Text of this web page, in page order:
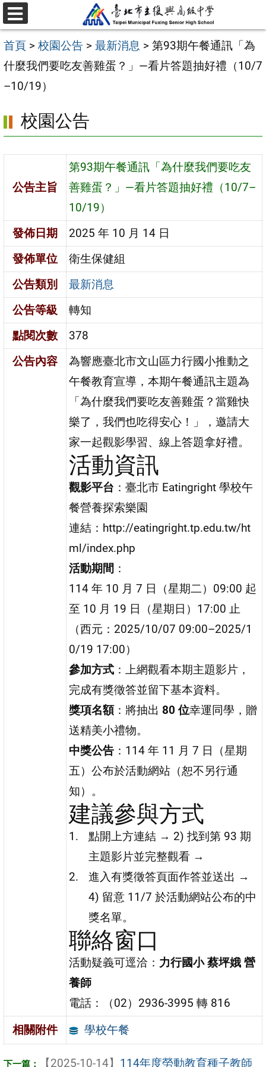
跳
至
主
要
內
區
選
單
首頁 > 校園公告 > 最新消息 > 第93期午餐通訊「為
什麼我們要吃友善雞蛋？」—看片答題抽好禮（10/7
–10/19）
校園公告
公告主旨
第93期午餐通訊「為什麼我們要吃友
善雞蛋？」—看片答題抽好禮（10/7–
10/19）
發佈日期
2025 年 10 月 14 日
發佈單位
衛生保健組
公告類別
最新消息
公告等級
轉知
點閱次數
378
公告內容
為響應臺北市文山區力行國小推動之
午餐教育宣導，本期午餐通訊主題為
「為什麼我們要吃友善雞蛋？當雞快
樂了，我們也吃得安心！」，邀請大
家一起觀影學習、線上答題拿好禮。
活動資訊
觀影平台 ：臺北市 Eatingright 學校午
餐營養探索樂園
連結：http://eatingright.tp.edu.tw/ht
ml/index.php
活動期間 ：
114 年 10 月 7 日（星期二）09:00 起
至 10 月 19 日（星期日）17:00 止
（西元：2025/10/07 09:00–2025/1
0/19 17:00）
參加方式 ：上網觀看本期主題影片，
完成有獎徵答並留下基本資料。
獎項名額：將抽出 80 位幸運同學，贈
送精美小禮物。
中獎公告 ：114 年 11 月 7 日（星期
五）公布於活動網站（恕不另行通
知）。
建議參與方式
點開上方連結 → 2) 找到第 93 期
主題影片並完整觀看 →
進入有獎徵答頁面作答並送出 →
4) 留意 11/7 於活動網站公布的中
獎名單。
聯絡窗口
活動疑義可逕洽： 力行國小 蔡坪娥 營
養師
電話：（02）2936-3995 轉 816
相關附件
學校午餐
【2025-10-14】 114年度勞動教育種子教師